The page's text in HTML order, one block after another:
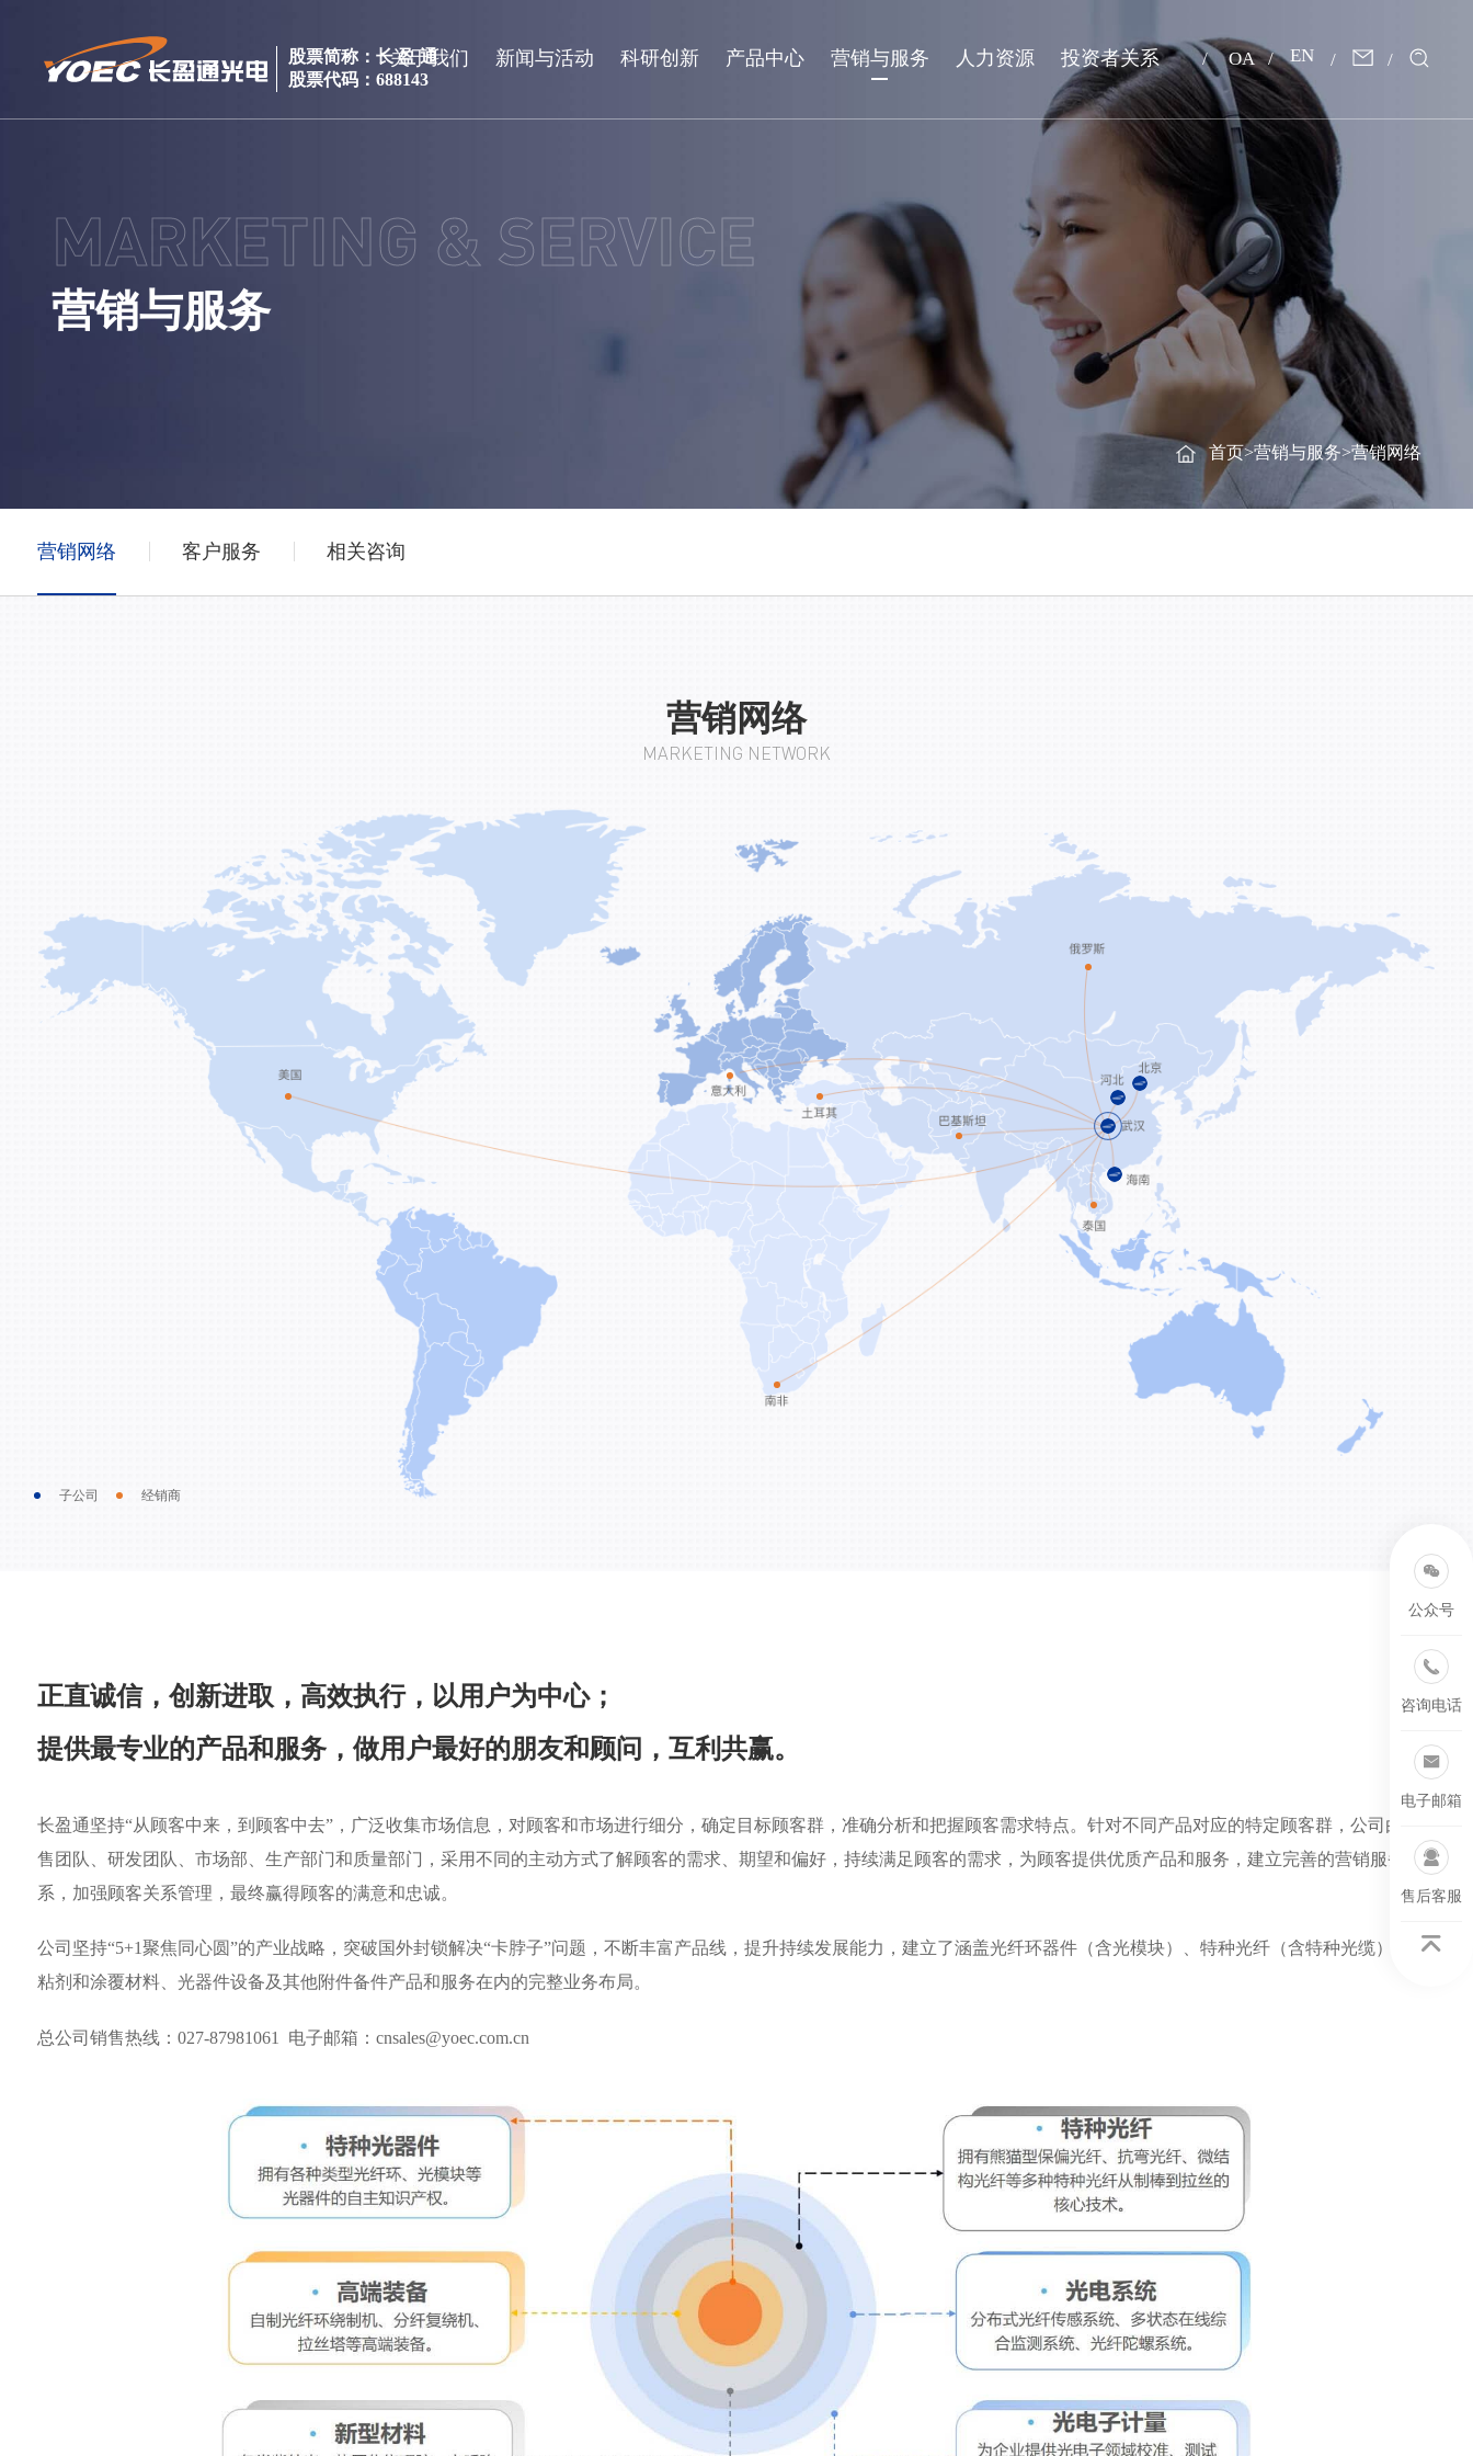
股票简称：长 盈 通
股票代码：688143
关于我们 新闻与活动 科研创新 产品中心 营销与服务 人力资源 投资者关系 OA EN
MARKETING & SERVICE
营销与服务
首页>营销与服务>营销网络
营销网络 客户服务 相关咨询
营销网络
MARKETING NETWORK
子公司 经销商
正直诚信，创新进取，高效执行，以用户为中心；
提供最专业的产品和服务，做用户最好的朋友和顾问，互利共赢。
长盈通坚持“从顾客中来，到顾客中去”，广泛收集市场信息，对顾客和市场进行细分，确定目标顾客群，准确分析和把握顾客需求特点。针对不同产品对应的特定顾客群，公司由销
售团队、研发团队、市场部、生产部门和质量部门，采用不同的主动方式了解顾客的需求、期望和偏好，持续满足顾客的需求，为顾客提供优质产品和服务，建立完善的营销服务体
系，加强顾客关系管理，最终赢得顾客的满意和忠诚。
公司坚持“5+1聚焦同心圆”的产业战略，突破国外封锁解决“卡脖子”问题，不断丰富产品线，提升持续发展能力，建立了涵盖光纤环器件（含光模块）、特种光纤（含特种光缆）、胶
粘剂和涂覆材料、光器件设备及其他附件备件产品和服务在内的完整业务布局。
总公司销售热线：027-87981061 电子邮箱：cnsales@yoec.com.cn
公众号
咨询电话
电子邮箱
售后客服